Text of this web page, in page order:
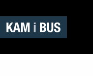
sadržaj